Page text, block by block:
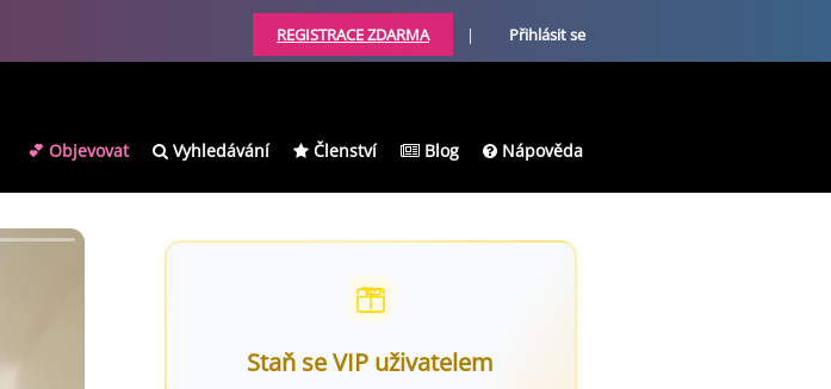
REGISTRACE ZDARMA | Přihlásit se
💕 Objevovat Vyhledávání Členství Blog Nápověda
Staň se VIP uživatelem